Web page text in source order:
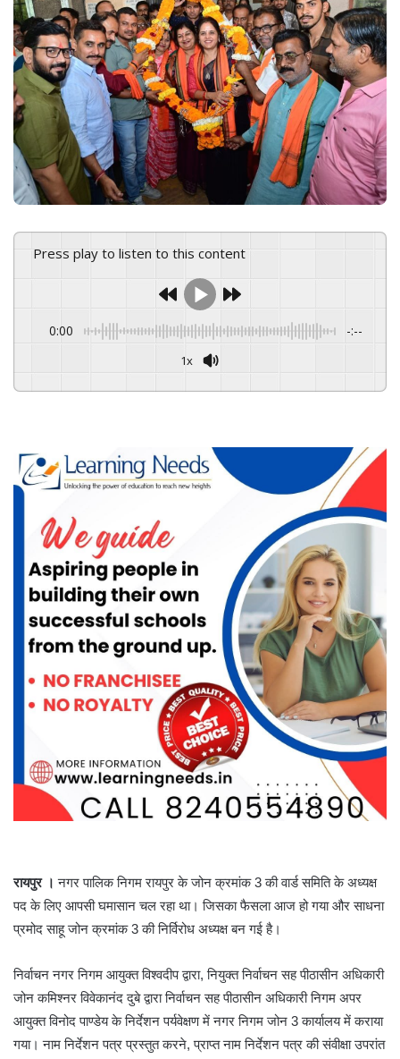
m
a
l
Press play to listen to this content
0:00 -:--
1x
रायपुर । नगर पालिक निगम रायपुर के जोन क्रमांक 3 की वार्ड समिति के अध्यक्ष
पद के लिए आपसी घमासान चल रहा था। जिसका फैसला आज हो गया और साधना
प्रमोद साहू जोन क्रमांक 3 की निर्विरोध अध्यक्ष बन गई है।
निर्वाचन नगर निगम आयुक्त विश्वदीप द्वारा, नियुक्त निर्वाचन सह पीठासीन अधिकारी
जोन कमिश्नर विवेकानंद दुबे द्वारा निर्वाचन सह पीठासीन अधिकारी निगम अपर
आयुक्त विनोद पाण्डेय के निर्देशन पर्यवेक्षण में नगर निगम जोन 3 कार्यालय में कराया
गया। नाम निर्देशन पत्र प्रस्तुत करने, प्राप्त नाम निर्देशन पत्र की संवीक्षा उपरांत